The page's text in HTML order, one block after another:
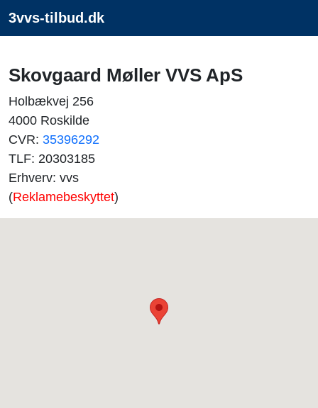
3vvs-tilbud.dk
Skovgaard Møller VVS ApS
Holbækvej 256
4000 Roskilde
CVR: 35396292
TLF: 20303185
Erhverv: vvs
(Reklamebeskyttet)